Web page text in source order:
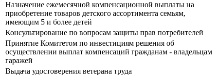
Назначение ежемесячной компенсационной выплаты на
приобретение товаров детского ассортимента семьям,
имеющим 5 и более детей
Консультирование по вопросам защиты прав потребителей
Принятие Комитетом по инвестициям решения об
осуществлении выплат компенсаций гражданам - владельцам
гаражей
Выдача удостоверения ветерана труда